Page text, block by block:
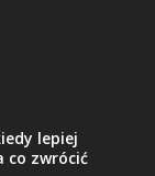
lepiej
co zwrócić